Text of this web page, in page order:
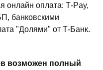
онлайн оплата: T‑Pay,
банковскими
"Долями" от Т-Банк.
возможен полный